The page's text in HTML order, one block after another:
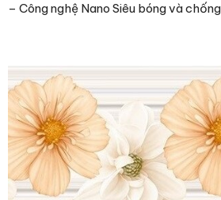
– Công nghệ Nano Siêu bóng và